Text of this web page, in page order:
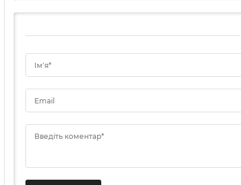
Ім'я*
Email
Введіть коментар*